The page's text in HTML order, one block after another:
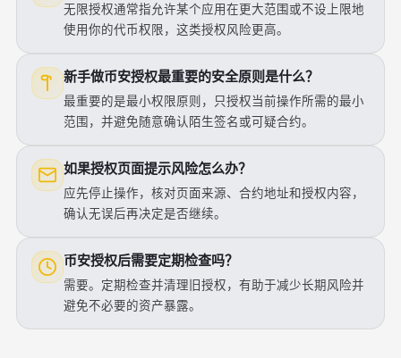
无限授权通常指允许某个应用在更大范围或不设上限地
使用你的代币权限，这类授权风险更高。
新手做币安授权最重要的安全原则是什么？
最重要的是最小权限原则，只授权当前操作所需的最小
范围，并避免随意确认陌生签名或可疑合约。
如果授权页面提示风险怎么办？
应先停止操作，核对页面来源、合约地址和授权内容，
确认无误后再决定是否继续。
币安授权后需要定期检查吗？
需要。定期检查并清理旧授权，有助于减少长期风险并
避免不必要的资产暴露。